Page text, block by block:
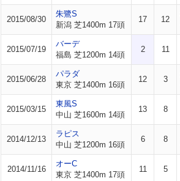
2015/08/30
朱鷺S
新潟 芝1400m 17頭
17 12
2015/07/19
バーデ
福島 芝1200m 14頭
2 11
2015/06/28
パラダ
東京 芝1400m 16頭
12 3
2015/03/15
東風S
中山 芝1600m 14頭
13 8
2014/12/13
ラピス
中山 芝1200m 16頭
6 8
2014/11/16
オーC
東京 芝1400m 17頭
11 5